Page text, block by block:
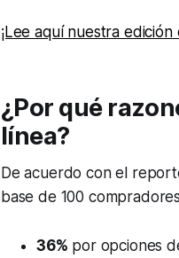
¡Lee aquí nuestra edición
¿Por qué
línea?
De acuerdo con el
base de 100
36% por opciones